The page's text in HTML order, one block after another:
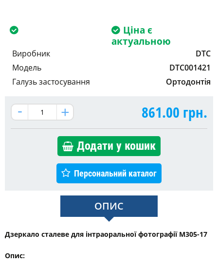
Ціна є
актуальною
Виробник
DTC
Модель
DTC001421
Галузь застосування
Ортодонтія
861.00 грн.
Додати у кошик
Персональний каталог
ОПИС
Дзеркало сталеве для інтраоральної фотографії M305-17
Опис: